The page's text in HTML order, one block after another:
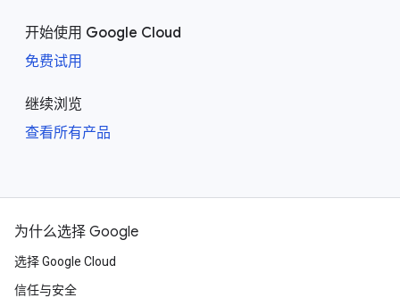
开始使用 Google Cloud
免费试用
继续浏览
查看所有产品
为什么选择 Google
选择 Google Cloud
信任与安全